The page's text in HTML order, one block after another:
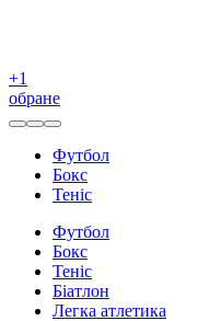
+1
обране
Футбол
Бокс
Теніс
Футбол
Бокс
Теніс
Біатлон
Легка атлетика